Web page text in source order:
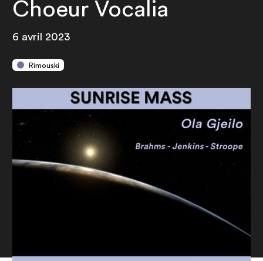
Choeur Vocalia
6 avril 2023
Rimouski